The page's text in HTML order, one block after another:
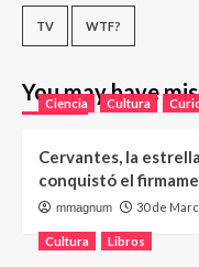
TV WTF?
You may have
Ciencia Cultura
Cervantes, la
conquistó el
mmagnum 30 de
Cultura Libros